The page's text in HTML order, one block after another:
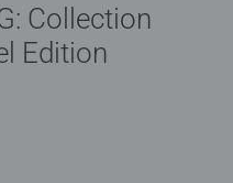
Collection
Edition